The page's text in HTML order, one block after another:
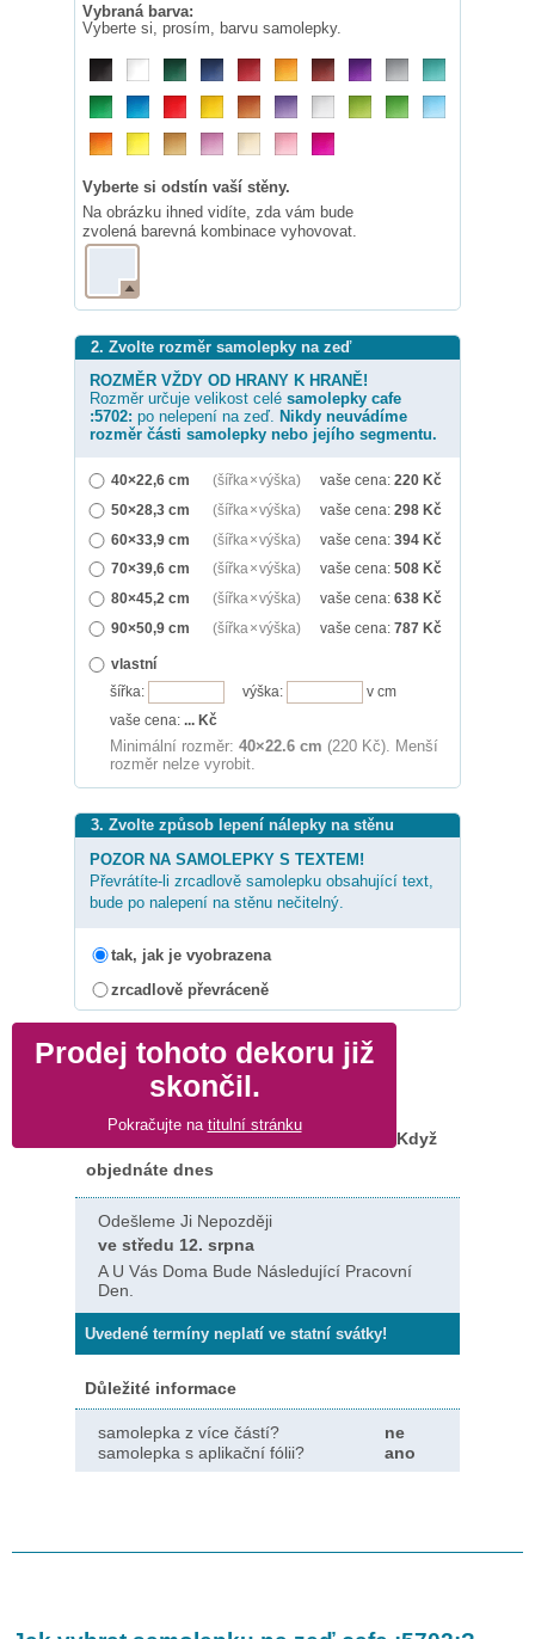
Vybraná barva:
Vyberte si, prosím, barvu samolepky.
Vyberte si odstín vaší stěny.
Na obrázku ihned vidíte, zda vám bude
zvolená barevná kombinace vyhovovat.
2. Zvolte rozměr samolepky na zeď
ROZMĚR VŽDY OD HRANY K HRANĚ!
Rozměr určuje velikost celé samolepky cafe
:5702: po nelepení na zeď. Nikdy neuvádíme
rozměr části samolepky nebo jejího segmentu.
40×22,6 cm (šířka × výška) vaše cena: 220 Kč
50×28,3 cm
(šířka × výška) vaše cena: 298 Kč
60×33,9 cm
(šířka × výška) vaše cena: 394 Kč
70×39,6 cm
(šířka × výška) vaše cena: 508 Kč
80×45,2 cm
(šířka × výška) vaše cena: 638 Kč
90×50,9 cm
(šířka × výška) vaše cena: 787 Kč
vlastní
šířka:
výška:
v cm
vaše cena:
Kč
Minimální rozměr: 40×22.6 cm (220 Kč). Menší
rozměr nelze vyrobit.
3. Zvolte způsob lepení nálepky na stěnu
POZOR NA SAMOLEPKY S TEXTEM!
Převrátíte-li zrcadlově samolepku obsahující text,
bude po nalepení na stěnu nečitelný.
tak, jak je vyobrazena
zrcadlově převráceně
Prodej tohoto dekoru již
skončil.
Pokračujte na titulní stránku
Když
objednáte dnes
Odešleme Ji Nepozději
ve středu 12. srpna
A U Vás Doma Bude Následující Pracovní
Den.
Uvedené termíny neplatí ve statní svátky!
Důležité informace
samolepka z více částí?
ne
samolepka s aplikační fólii?
ano